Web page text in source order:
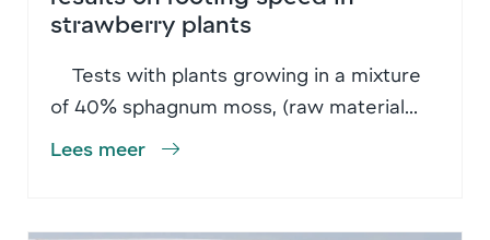
strawberry plants
Tests with plants growing in a mixture
of 40% sphagnum moss, (raw material...
Lees meer